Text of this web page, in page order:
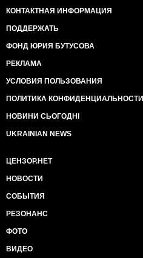
КОНТАКТНАЯ ИНФОРМАЦИЯ
ПОДДЕРЖАТЬ
ФОНД ЮРИЯ БУТУСОВА
РЕКЛАМА
УСЛОВИЯ ПОЛЬЗОВАНИЯ
ПОЛИТИКА КОНФИДЕНЦИАЛЬНОСТИ
НОВИНИ СЬОГОДНІ
UKRAINIAN NEWS
ЦЕНЗОР.НЕТ
НОВОСТИ
СОБЫТИЯ
РЕЗОНАНС
ФОТО
ВИДЕО